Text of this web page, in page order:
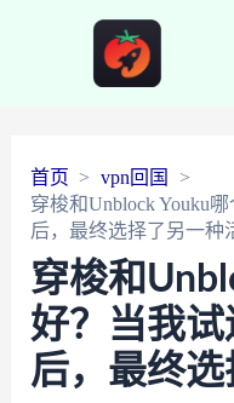
首页
vpn回国
穿梭和Unblock Youku
后，最终选择了另一种
穿梭和
好？当我
后，最终